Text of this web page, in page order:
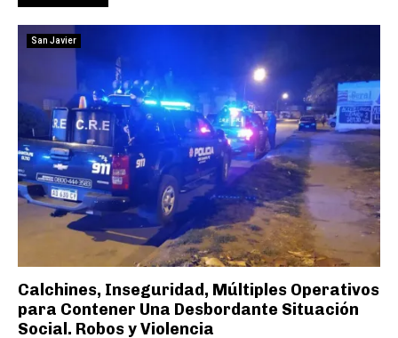
San Javier
Calchines, Inseguridad, Múltiples Operativos
para Contener Una Desbordante Situación
Social. Robos y Violencia